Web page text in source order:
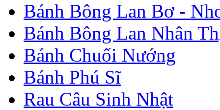
Bánh Bông Lan Bơ -
Bánh Bông Lan Nhân
Bánh Chuối Nướng
Bánh Phú Sĩ
Rau Câu Sinh Nhật